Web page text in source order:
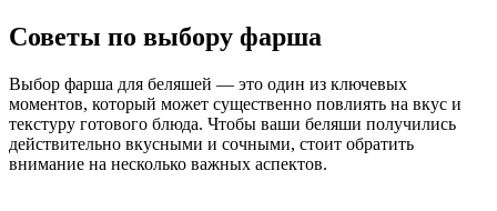
Советы по выбору фарша
Выбор фарша для беляшей — это один из ключевых
моментов, который может существенно повлиять на вкус и
текстуру готового блюда. Чтобы ваши беляши получились
действительно вкусными и сочными, стоит обратить
внимание на несколько важных аспектов.